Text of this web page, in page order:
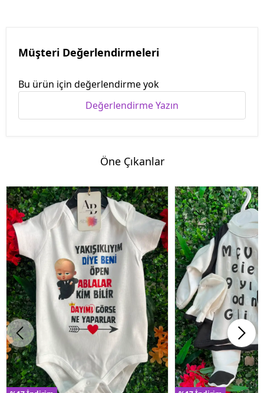
Müşteri Değerlendirmeleri
Bu ürün için değerlendirme yok
Değerlendirme Yazın
Öne Çıkanlar